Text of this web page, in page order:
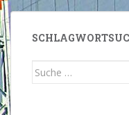
Suche